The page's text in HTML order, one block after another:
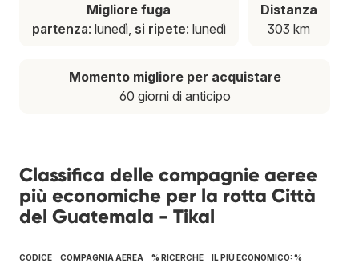
Migliore fuga
partenza: lunedì, si ripete: lunedì
Distanza
303 km
Momento migliore per acquistare
60 giorni di anticipo
Classifica delle compagnie aeree
più economiche per la rotta Città
del Guatemala - Tikal
CODICE COMPAGNIA AEREA % RICERCHE IL PIÙ ECONOMICO: %